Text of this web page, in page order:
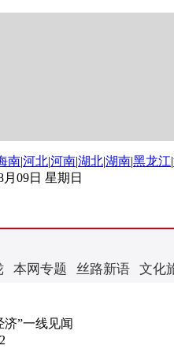
南|河北|河南|湖北|湖南|黑龙江|
月09日 星期日
本网专题 丝路新语 文化
”一线见闻